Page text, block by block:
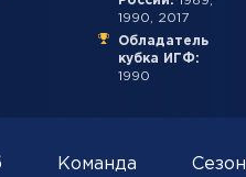
1990, 2017
Обладатель
кубка ИГФ:
1990
Команда Сезон